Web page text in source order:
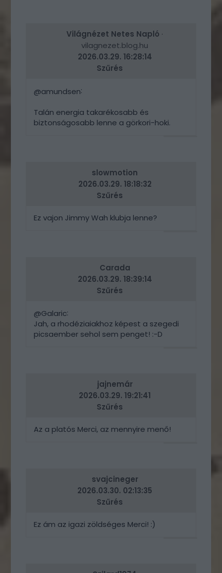
Világnézet Netes Napló ·
vilagnezet.blog.hu
2026.03.29. 16:28:14
Szűrés
@amundsen:
Talán energia takarékosabb és
biztonságosabb lenne a görkori-hoki.
slowmotion
2026.03.29. 18:18:32
Szűrés
Ez vajon Jimmy Wah klubja lenne?
Carada
2026.03.29. 18:39:14
Szűrés
@Galaric:
Jah, a rhodéziaiakhoz képest a szegedi
picsaember sehol sem penget! :-D
jajnemár
2026.03.29. 19:21:41
Szűrés
Az a platós Merci, az mennyire menő!
svajcineger
2026.03.30. 02:13:35
Szűrés
Ez ám az igazi zöldséges Merci! :)